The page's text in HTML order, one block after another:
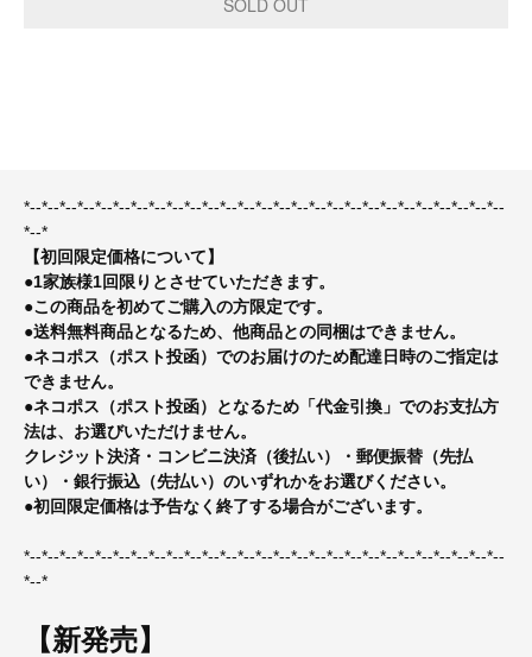
*--*--*--*--*--*--*--*--*--*--*--*--*--*--*--*--*--*--*--*--*--*--*--*--*--*--*--
*--*
【初回限定価格について】
●1家族様1回限りとさせていただきます。
●この商品を初めてご購入の方限定です。
●送料無料商品となるため、他商品との同梱はできません。
●ネコポス（ポスト投函）でのお届けのため配達日時のご指定は
できません。
●ネコポス（ポスト投函）となるため「代金引換」でのお支払方
法は、お選びいただけません。
クレジット決済・コンビニ決済（後払い）・郵便振替（先払
い）・銀行振込（先払い）のいずれかをお選びください。
●初回限定価格は予告なく終了する場合がございます。
*--*--*--*--*--*--*--*--*--*--*--*--*--*--*--*--*--*--*--*--*--*--*--*--*--*--*--
*--*
【新発売】